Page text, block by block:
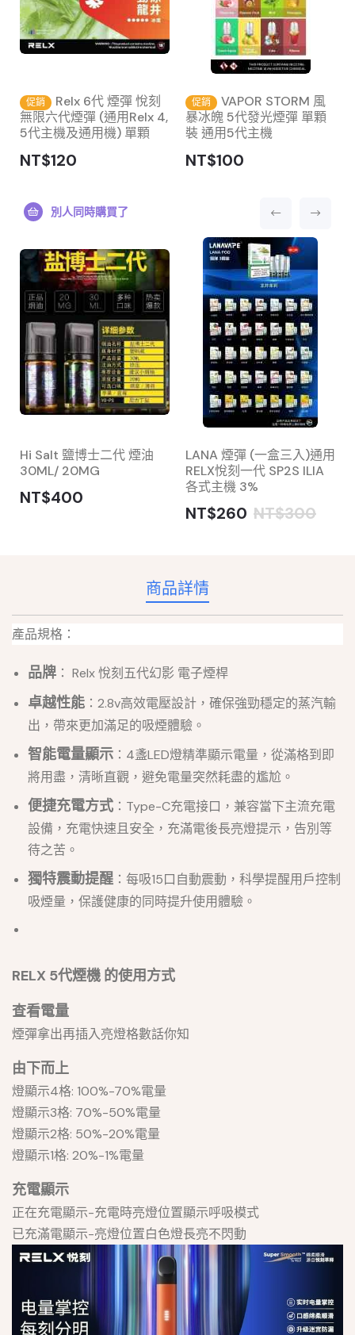
促銷
Relx 6代 煙彈 悅刻
無限六代煙彈 (通用Relx 4,
5代主機及通用機) 單顆
NT$120
促銷
VAPOR STORM 風
暴冰魄 5代發光煙彈 單顆
裝 通用5代主機
NT$100
別人同時購買了
Hi Salt 鹽博士二代 煙油
30ML/ 20MG
NT$400
LANA 煙彈 (一盒三入)通用
RELX悅刻一代 SP2S ILIA
各式主機 3%
NT$260 NT$300
商品詳情
產品規格：
品牌 ： Relx 悅刻五代幻影 電子煙桿
卓越性能 ：2.8v高效電壓設計，確保強勁穩定的蒸汽輸
出，帶來更加滿足的吸煙體驗。
智能電量顯示 ：4盞LED燈精準顯示電量，從滿格到即
將用盡，清晰直觀，避免電量突然耗盡的尷尬。
便捷充電方式 ：Type-C充電接口，兼容當下主流充電
設備，充電快速且安全，充滿電後長亮燈提示，告別等
待之苦。
獨特震動提醒 ：每吸15口自動震動，科學提醒用戶控制
吸煙量，保護健康的同時提升使用體驗。
RELX 5代煙機 的使用方式
查看電量
煙彈拿出再插入亮燈格數話你知
由下而上
燈顯示4格: 100%-70%電量
燈顯示3格: 70%-50%電量
燈顯示2格: 50%-20%電量
燈顯示1格: 20%-1%電量
充電顯示
正在充電顯示-充電時亮燈位置顯示呼吸模式
已充滿電顯示-亮燈位置白色燈長亮不閃動